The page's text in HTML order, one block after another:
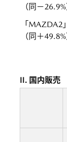
（同－26.9%
「MAZDA2」
（同＋49.8%
II. 国内販売